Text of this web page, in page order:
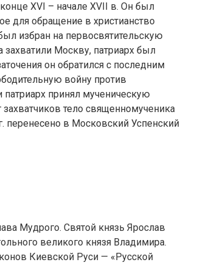
XVI – начале XVII в. Он был
для обращение в христианство
избран на первосвятительскую
Москву, патриарх был
он обратился с последним
войну против
принял мученическую
тело священномученика
перенесено в Московский Успенский
Мудрого. Святой князь Ярослав
великого князя Владимира.
Киевской Руси — «Русской